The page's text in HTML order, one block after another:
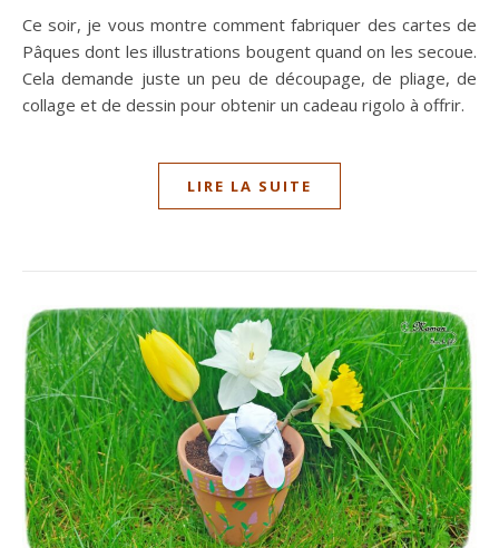
Ce soir, je vous montre comment fabriquer des cartes de
Pâques dont les illustrations bougent quand on les secoue.
Cela demande juste un peu de découpage, de pliage, de
collage et de dessin pour obtenir un cadeau rigolo à offrir.
LIRE LA SUITE